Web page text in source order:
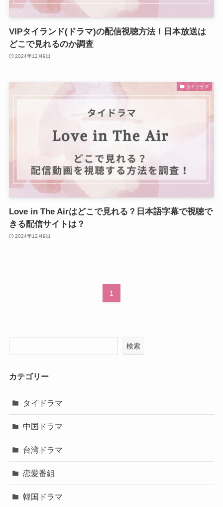
VIPタイランド(ドラマ)の配信視聴方法！日本放送は
どこで見れるのか調査
2024年12月9日
タイドラマ
Love in The Airはどこで見れる？日本語字幕で視聴で
きる配信サイトは？
2024年12月9日
1
検索
カテゴリー
タイドラマ
中国ドラマ
台湾ドラマ
恋愛番組
韓国ドラマ